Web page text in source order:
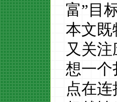
富”目
本文既
又关注
想一个
点在连